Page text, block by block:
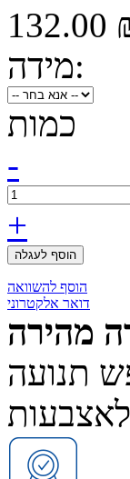
132.00
מידה:
כמות
-
+
הוסף לעגלה
הוסף להשוואה
דואר אלקטרוני
מהירה
תנועה